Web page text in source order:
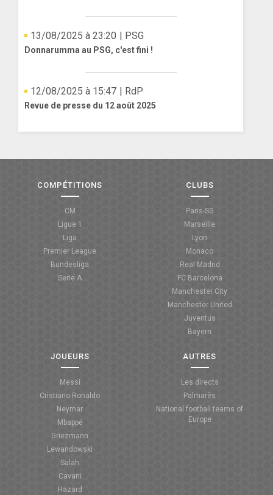
13/08/2025 à 23:20 | PSG
Donnarumma au PSG, c'est fini !
12/08/2025 à 15:47 | RdP
Revue de presse du 12 août 2025
COMPÉTITIONS
CM
Ligue 1
Liga
Premier League
Bundesliga
Serie A
CLUBS
Paris-SG
Marseille
Lyon
Monaco
Real Madrid
FC Barcelona
Manchester City
Manchester United
Juventus
Bayern
JOUEURS
Messi
Cristiano Ronaldo
Neymar
Mbappé
Griezmann
Lewandowski
Salah
Cavani
Hazard
AUTRES
Les directs
Palmarès
National football teams of
Europe